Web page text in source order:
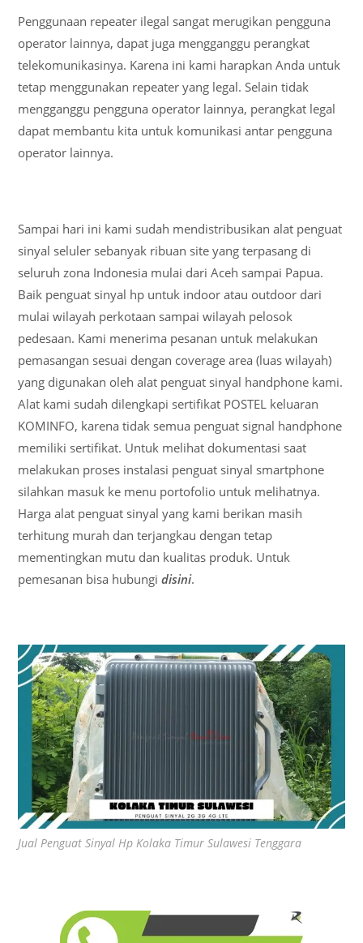
Penggunaan repeater ilegal sangat merugikan pengguna
operator lainnya, dapat juga mengganggu perangkat
telekomunikasinya. Karena ini kami harapkan Anda untuk
tetap menggunakan repeater yang legal. Selain tidak
mengganggu pengguna operator lainnya, perangkat legal
dapat membantu kita untuk komunikasi antar pengguna
operator lainnya.
Sampai hari ini kami sudah mendistribusikan alat penguat
sinyal seluler sebanyak ribuan site yang terpasang di
seluruh zona Indonesia mulai dari Aceh sampai Papua.
Baik penguat sinyal hp untuk indoor atau outdoor dari
mulai wilayah perkotaan sampai wilayah pelosok
pedesaan. Kami menerima pesanan untuk melakukan
pemasangan sesuai dengan coverage area (luas wilayah)
yang digunakan oleh alat penguat sinyal handphone kami.
Alat kami sudah dilengkapi sertifikat POSTEL keluaran
KOMINFO, karena tidak semua penguat signal handphone
memiliki sertifikat. Untuk melihat dokumentasi saat
melakukan proses instalasi penguat sinyal smartphone
silahkan masuk ke menu portofolio untuk melihatnya.
Harga alat penguat sinyal yang kami berikan masih
terhitung murah dan terjangkau dengan tetap
mementingkan mutu dan kualitas produk. Untuk
pemesanan bisa hubungidisini.
Jual Penguat Sinyal Hp Kolaka Timur Sulawesi Tenggara